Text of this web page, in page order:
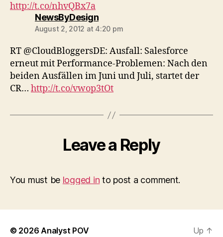
http://t.co/nhvQBx7a
NewsByDesignsays:
August 2, 2012 at 4:20 pm
RT @CloudBloggersDE: Ausfall: Salesforce
erneut mit Performance-Problemen: Nach den
beiden Ausfällen im Juni und Juli, startet der
CR… http://t.co/vwop3tOt
Leave a Reply
You must be logged in to post a comment.
© 2026Analyst POV Up ↑